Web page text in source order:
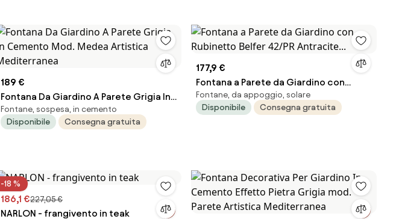
189 €
Fontana Da Giardino A Parete Grigia In
Cemento Mod. Medea Artistica
Mediterranea
Fontane, sospesa, in cemento
Disponibile
Consegna gratuita
177,9 €
Fontana a Parete da Giardino con
Rubinetto Belfer 42/PR Antracite...
Fontane, da appoggio, solare
Disponibile
Consegna gratuita
-18 %
186,1 €227,05 €
NARLON - frangivento in teak